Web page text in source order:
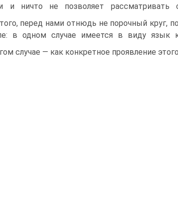
и ничто не позволяет
перед нами отнюдь не порочный круг,
в одном случае имеется в виду язык
случае — как конкретное проявление